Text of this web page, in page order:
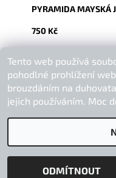
PYRAMIDA MAYSKÁ
750 Kč
Buďte první, kdo
Přidat komentář
2026 © Duhová
Tento web používá
pohodlné prohlížení
brouzdáním na
jejich používáním. Moc
ODMÍTNOUT